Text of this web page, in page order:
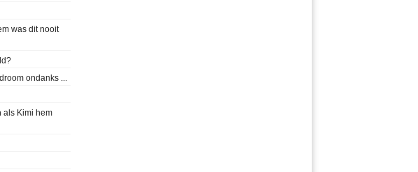
was dit nooit
ondanks ...
als Kimi hem